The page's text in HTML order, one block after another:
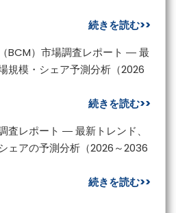
続きを読む>>
BCM）市場調査レポート ― 最
規模・シェア予測分析（2026
続きを読む>>
査レポート ― 最新トレンド、
ェアの予測分析（2026～2036
続きを読む>>